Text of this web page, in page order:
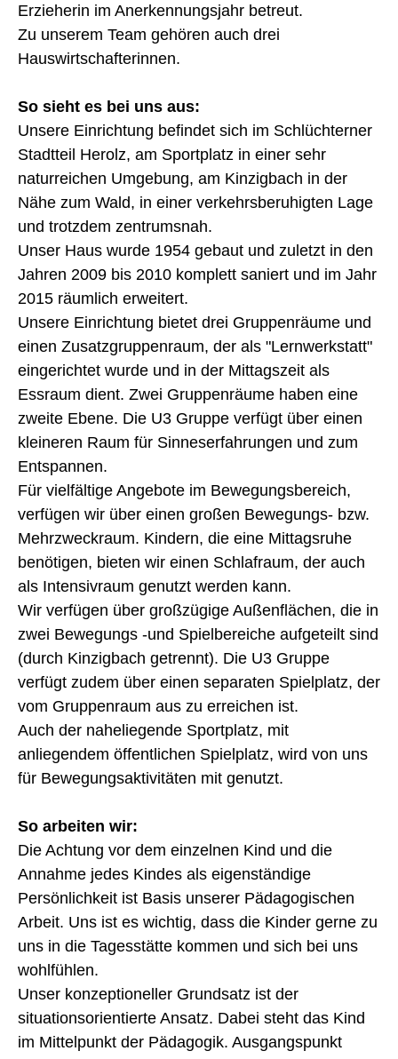
Erzieherin im Anerkennungsjahr betreut.
Zu unserem Team gehören auch drei
Hauswirtschafterinnen.
So sieht es bei uns aus:
Unsere Einrichtung befindet sich im Schlüchterner
Stadtteil Herolz, am Sportplatz in einer sehr
naturreichen Umgebung, am Kinzigbach in der
Nähe zum Wald, in einer verkehrsberuhigten Lage
und trotzdem zentrumsnah.
Unser Haus wurde 1954 gebaut und zuletzt in den
Jahren 2009 bis 2010 komplett saniert und im Jahr
2015 räumlich erweitert.
Unsere Einrichtung bietet drei Gruppenräume und
einen Zusatzgruppenraum, der als "Lernwerkstatt"
eingerichtet wurde und in der Mittagszeit als
Essraum dient. Zwei Gruppenräume haben eine
zweite Ebene. Die U3 Gruppe verfügt über einen
kleineren Raum für Sinneserfahrungen und zum
Entspannen.
Für vielfältige Angebote im Bewegungsbereich,
verfügen wir über einen großen Bewegungs- bzw.
Mehrzweckraum. Kindern, die eine Mittagsruhe
benötigen, bieten wir einen Schlafraum, der auch
als Intensivraum genutzt werden kann.
Wir verfügen über großzügige Außenflächen, die in
zwei Bewegungs -und Spielbereiche aufgeteilt sind
(durch Kinzigbach getrennt). Die U3 Gruppe
verfügt zudem über einen separaten Spielplatz, der
vom Gruppenraum aus zu erreichen ist.
Auch der naheliegende Sportplatz, mit
anliegendem öffentlichen Spielplatz, wird von uns
für Bewegungsaktivitäten mit genutzt.
So arbeiten wir:
Die Achtung vor dem einzelnen Kind und die
Annahme jedes Kindes als eigenständige
Persönlichkeit ist Basis unserer Pädagogischen
Arbeit. Uns ist es wichtig, dass die Kinder gerne zu
uns in die Tagesstätte kommen und sich bei uns
wohlfühlen.
Unser konzeptioneller Grundsatz ist der
situationsorientierte Ansatz. Dabei steht das Kind
im Mittelpunkt der Pädagogik. Ausgangspunkt